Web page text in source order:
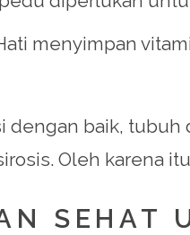
menyimpan
dengan baik,
Oleh karena
SEHAT